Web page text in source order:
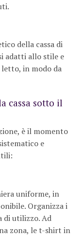
della cassa di
adatti allo stile e
letto, in modo da
cassa sotto il
è il momento
e
uniforme, in
Organizza i
di utilizzo. Ad
zona, le t-shirt in